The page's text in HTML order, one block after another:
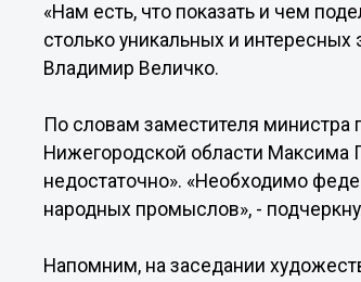
«Нам есть, что показать и чем
столько уникальных и
Владимир Величко.
По словам заместителя
Нижегородской области Максима
недостаточно». «Необходимо
народных промыслов», -
Напомним, на заседании